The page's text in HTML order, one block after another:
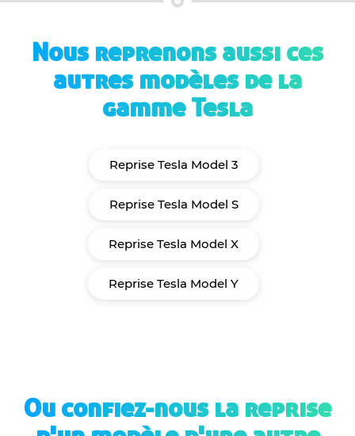
Nous reprenons aussi ces
autres modèles de la
gamme Tesla
Reprise Tesla Model 3
Reprise Tesla Model S
Reprise Tesla Model X
Reprise Tesla Model Y
Ou confiez-nous la reprise